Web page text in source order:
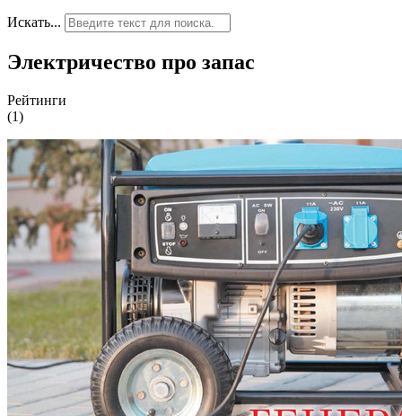
Искать...
Электричество про запас
Рейтинги
(1)